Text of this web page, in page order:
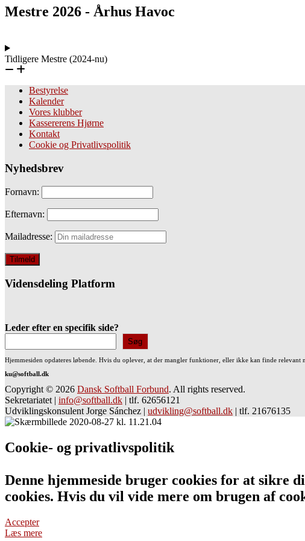
Mestre 2026 - Århus Havoc
Tidligere Mestre (2024-nu)
Bestyrelse
Kalender
Vores klubber
Kassererens Hjørne
Kontakt
Cookie og Privatlivspolitik
Nyhedsbrev
Fornavn:
Efternavn:
Mailadresse:
Vidensdeling Platform
Leder efter en specifik side?
Søg
Hjemmesiden opdateres løbende. Hvis du oplever, at der mangler funktioner, eller ikke kan finde
ku@softball.dk
Copyright © 2026 Dansk Softball Forbund. All rights reserved.
Sekretariatet | info@softball.dk | tlf. 62656121
Udviklingskonsulent Jorge Sánchez | udvikling@softball.dk | tlf. 21676135
Cookie- og privatlivspolitik
Denne hjemmeside bruger cookies for at sikre
cookies. Hvis du vil vide mere om brugen af
Accepter
Læs mere